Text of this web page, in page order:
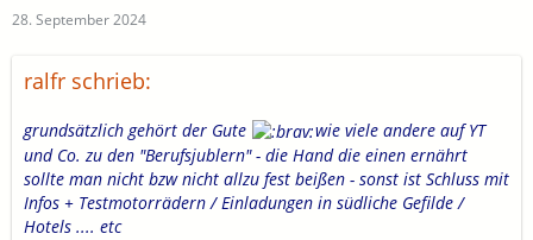
28. September 2024
ralfr schrieb:
grundsätzlich gehört der Gute
wie viele andere auf YT
und Co. zu den "Berufsjublern" - die Hand die einen ernährt
sollte man nicht bzw nicht allzu fest beißen - sonst ist Schluss mit
Infos + Testmotorrädern / Einladungen in südliche Gefilde /
Hotels .... etc